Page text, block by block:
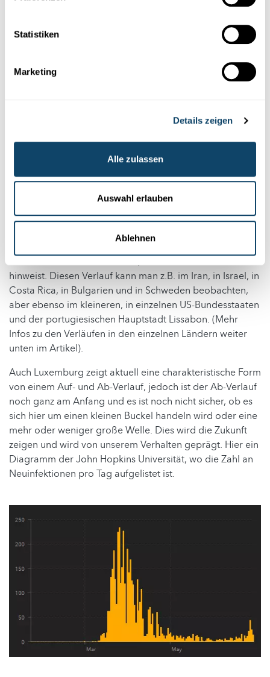
Statistiken
Marketing
Details zeigen
Alle zulassen
Auswahl erlauben
Ablehnen
Global gesehen, befinden wir uns in
der aktuellen SARS-CoV-2-Pandemie nach wie vor in
hinweist. Diesen Verlauf kann man z.B. im Iran, in Israel, in
Costa Rica, in Bulgarien und in Schweden beobachten,
aber ebenso im kleineren, in einzelnen US-Bundesstaaten
und der portugiesischen Hauptstadt Lissabon. (Mehr
Infos zu den Verläufen in den einzelnen Ländern weiter
unten im Artikel).
Auch Luxemburg zeigt aktuell eine charakteristische Form
von einem Auf- und Ab-Verlauf, jedoch ist der Ab-Verlauf
noch ganz am Anfang und es ist noch nicht sicher, ob es
sich hier um einen kleinen Buckel handeln wird oder eine
mehr oder weniger große Welle. Dies wird die Zukunft
zeigen und wird von unserem Verhalten geprägt. Hier ein
Diagramm der John Hopkins Universität, wo die Zahl an
Neuinfektionen pro Tag aufgelistet ist.